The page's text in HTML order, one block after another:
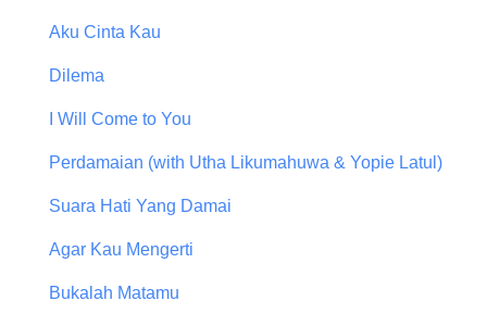
Aku Cinta Kau
Dilema
I Will Come to You
Perdamaian (with Utha Likumahuwa & Yopie Latul)
Suara Hati Yang Damai
Agar Kau Mengerti
Bukalah Matamu